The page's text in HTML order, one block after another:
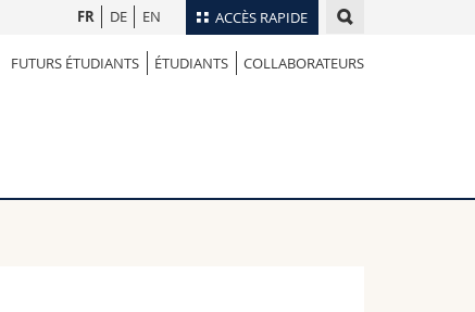
ACCÈS RAPIDE
Annuaire du personnel
Programme des cours
FR DE EN
FUTURS ÉTUDIANTS ÉTUDIANTS COLLABORATEURS